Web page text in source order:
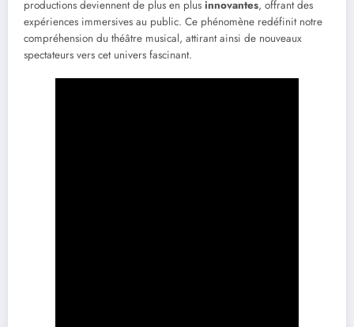
productions deviennent de plus en plus innovantes, offrant des
expériences immersives au public. Ce phénomène redéfinit notre
compréhension du théâtre musical, attirant ainsi de nouveaux
spectateurs vers cet univers fascinant.